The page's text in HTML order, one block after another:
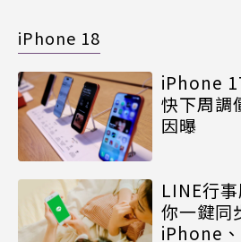
iPhone 18
iPhone
快下周調
因曝
LINE行
你一鍵同
iPhone